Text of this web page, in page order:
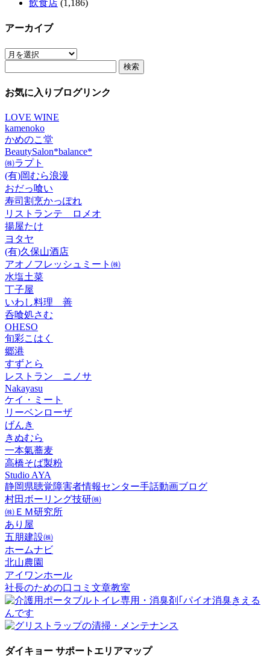
飲食店 (1,186)
アーカイブ
ア
イ
お気に入りブログリンク
LOVE WINE
kamenoko
かめのこ堂
BeautySalon*balance*
㈱ラプト
(有)岡むら浪漫
おだっ喰い
寿司割烹かっぽれ
リストランテ ロメオ
揚屋たけ
ヨタヤ
(有)久保山酒店
アオノフレッシュミート㈱
水塩土菜
丁子屋
いわし料理 善
呑喰処さむ
OHESO
旬彩こはく
郷港
すずとら
レストラン ニノサ
Nakayasu
ケイ・ミート
リーベンローザ
げんき
きぬむら
一本氣蕎麦
高橋そば製粉
Studio AYA
静岡県聴覚障害者情報センター手話動画ブログ
村田ボーリング技研㈱
㈱ＥＭ研究所
あり屋
五朋建設㈱
ホームナビ
北山農園
アイワンホール
社長のための口コミ文章教室
ダイキョー サポートエリアマップ